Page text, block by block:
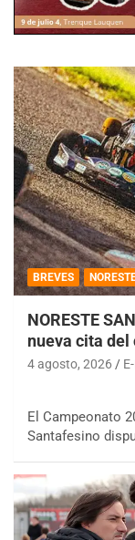
BREVES
NORESTE
nueva cita
4 agosto, 2026
El Campeonato
Santafesino